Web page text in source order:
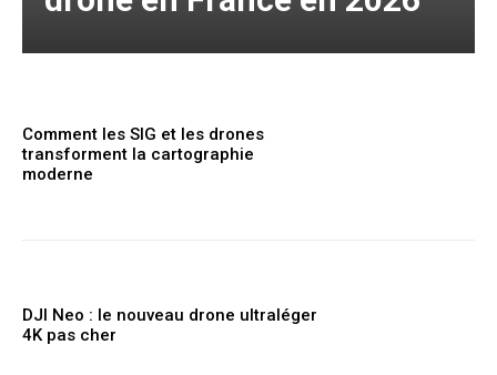
Comment les SIG et les drones
transforment la cartographie
moderne
DJI Neo : le nouveau drone ultraléger
4K pas cher